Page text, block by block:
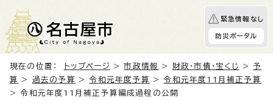
緊急情報なし
防災ポータル
現在の位置： トップページ >市政情報 > 財政・市債・宝くじ >予
算
> 過去の予算 >令和元年度予算 >令和元年度11月補正予算
> 令和元年度11月補正予算編成過程の公開